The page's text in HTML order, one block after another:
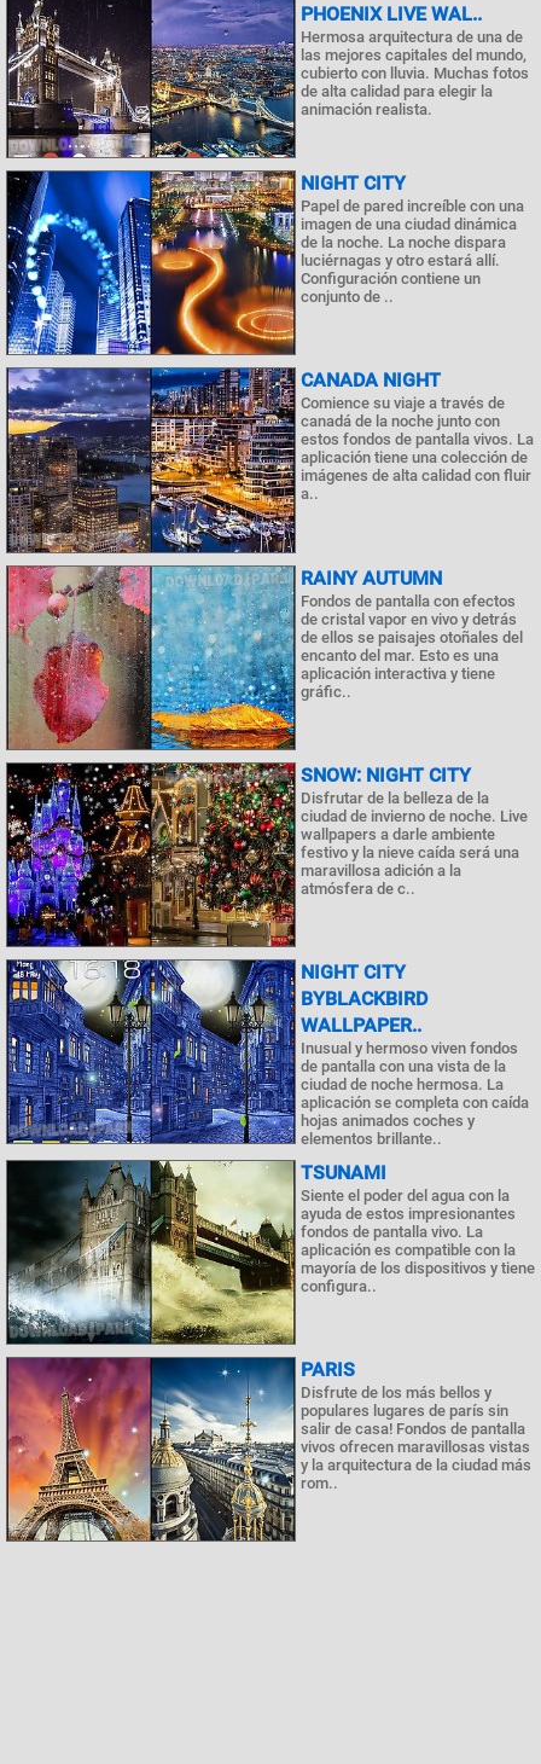
PHOENIX LIVE WAL..
Hermosa arquitectura de una de
las mejores capitales del mundo,
cubierto con lluvia. Muchas fotos
de alta calidad para elegir la
animación realista.
NIGHT CITY
Papel de pared increíble con una
imagen de una ciudad dinámica
de la noche. La noche dispara
luciérnagas y otro estará allí.
Configuración contiene un
conjunto de ..
CANADA NIGHT
Comience su viaje a través de
canadá de la noche junto con
estos fondos de pantalla vivos. La
aplicación tiene una colección de
imágenes de alta calidad con fluir
a..
RAINY AUTUMN
Fondos de pantalla con efectos
de cristal vapor en vivo y detrás
de ellos se paisajes otoñales del
encanto del mar. Esto es una
aplicación interactiva y tiene
gráfic..
SNOW: NIGHT CITY
Disfrutar de la belleza de la
ciudad de invierno de noche. Live
wallpapers a darle ambiente
festivo y la nieve caída será una
maravillosa adición a la
atmósfera de c..
NIGHT CITY
BYBLACKBIRD
WALLPAPER..
Inusual y hermoso viven fondos
de pantalla con una vista de la
ciudad de noche hermosa. La
aplicación se completa con caída
hojas animados coches y
elementos brillante..
TSUNAMI
Siente el poder del agua con la
ayuda de estos impresionantes
fondos de pantalla vivo. La
aplicación es compatible con la
mayoría de los dispositivos y tiene
configura..
PARIS
Disfrute de los más bellos y
populares lugares de parís sin
salir de casa! Fondos de pantalla
vivos ofrecen maravillosas vistas
y la arquitectura de la ciudad más
rom..